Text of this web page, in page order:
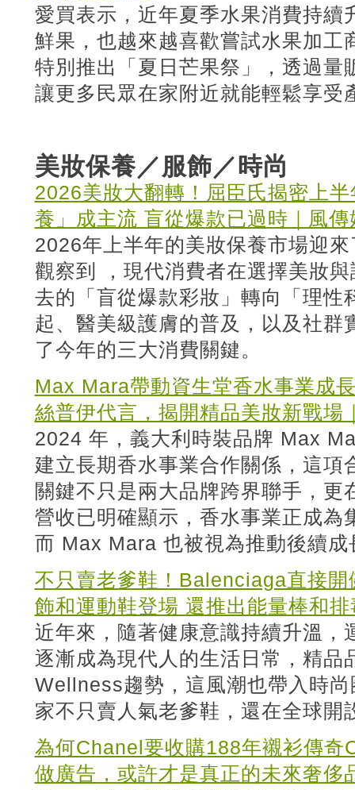
愛買表示，近年夏季水果消費持續
鮮果，也越來越喜歡嘗試水果加工
特別推出「夏日芒果祭」，透過量
讓更多民眾在家附近就能輕鬆享受
美妝保養／服飾／時尚
2026美妝大翻轉！屈臣氏揭密上
養」成主流 盲從爆款已過時｜風傳
2026年上半年的美妝保養市場迎
觀察到 ，現代消費者在選擇美妝
去的「盲從爆款彩妝」轉向「理性
起、醫美級護膚的普及，以及社群
了今年的三大消費關鍵。
Max Mara帶動資生堂香水事業成
絲普伊代言，揭開精品美妝新戰場
2024 年，義大利時裝品牌 Max
建立長期香水事業合作關係，這項
關鍵不只是兩大品牌跨界聯手，
營收已明確顯示，香水事業正成為
而 Max Mara 也被視為推動後續成
不只賣老爹鞋！Balenciaga直接
飾和運動鞋登場 還推出能量棒和
近年來，隨著健康意識持續升溫，
逐漸成為現代人的生活日常，精品
Wellness趨勢，這風潮也帶入時
家不只賣人氣老爹鞋，還在全球開
為何Chanel要收購188年襯衫傳
做廣告，或許才是真正的未來奢侈